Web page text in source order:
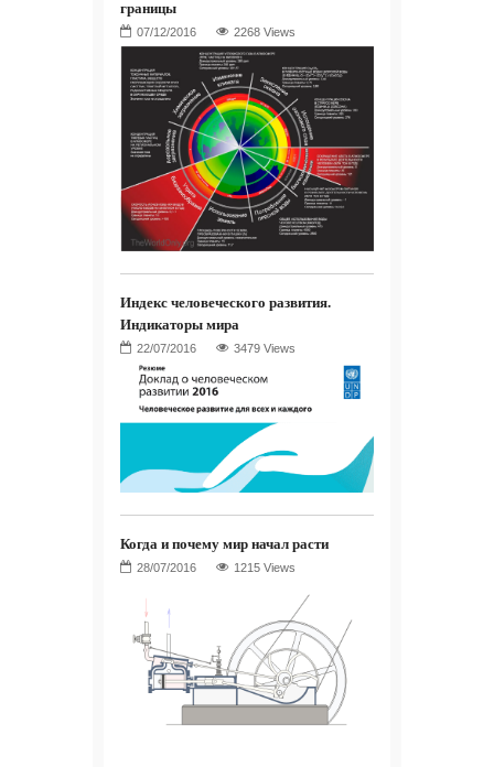
границы
2268 Views
Индекс человеческого развития.
Индикаторы мира
3479 Views
Когда и почему мир начал расти
1215 Views